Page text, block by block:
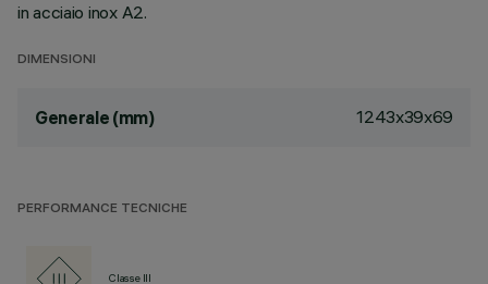
in acciaio inox A2.
DIMENSIONI
Generale (mm) 1243x39x69
PERFORMANCE TECNICHE
Classe III